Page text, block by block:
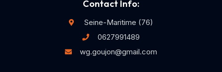
Contact Info:
Seine-Maritime (76)
0627991489
wg.goujon@gmail.com